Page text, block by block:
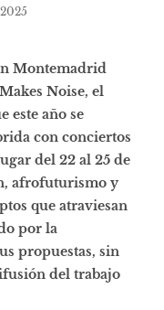
Montemadrid
Noise, el
este año se
con conciertos
del 22 al 25 de
afrofuturismo y
que atraviesan
por la
propuestas, sin
del trabajo